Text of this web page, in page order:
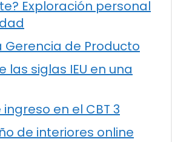
Exploración personal
Gerencia de Producto
las siglas IEU en una
en el CBT 3
de interiores online